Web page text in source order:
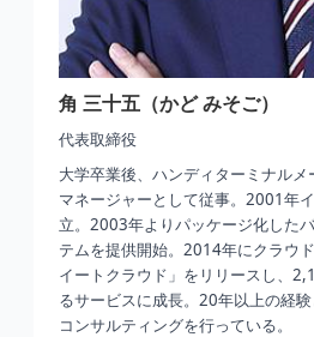
角 三十五（かど みそご）
代表取締役
大学卒業後、ハンディターミナルメ
マネージャーとして従事。2001年
立。2003年よりパッケージ化した
テムを提供開始。2014年にクラウ
イートクラウド」をリリースし、
るサービスに成長。20年以上の経験
コンサルティングを行っている。